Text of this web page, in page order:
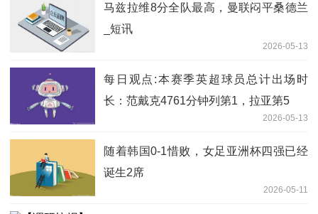
马兹拉维8分全队最高，曼联闷平桑德兰
_短讯
2026-05-13
每日观点:本赛季英超球员总计出场时
长：范戴克4761分钟列第1，拉亚第5
2026-05-13
随着韩国0-1惜败，女足亚洲杯四强已经
诞生2席
2026-05-11